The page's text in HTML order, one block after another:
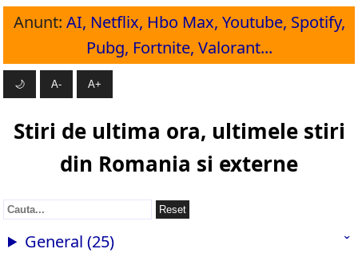
Anunt: AI, Netflix, Hbo Max, Youtube, Spotify,
Pubg, Fortnite, Valorant...
🌙 A- A+
Stiri de ultima ora, ultimele stiri
din Romania si externe
Reset
General (25)